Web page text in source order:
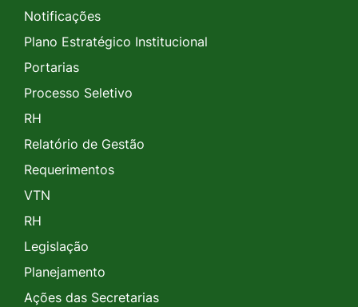
Notificações
Plano Estratégico Institucional
Portarias
Processo Seletivo
RH
Relatório de Gestão
Requerimentos
VTN
RH
Legislação
Planejamento
Ações das Secretarias